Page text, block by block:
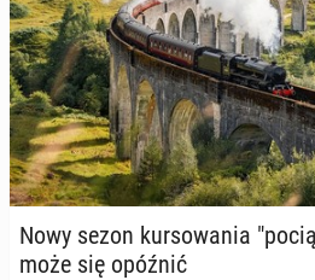
Nowy sezon kur­so­wa­nia
może się opóźnić